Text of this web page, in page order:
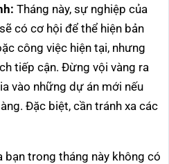
Tháng này, sự nghiệp của
có cơ hội để thể hiện bản
công việc hiện tại, nhưng
tiếp cận. Đừng vội vàng ra
vào những dự án mới nếu
Đặc biệt, cần tránh xa các
bạn trong tháng này không có